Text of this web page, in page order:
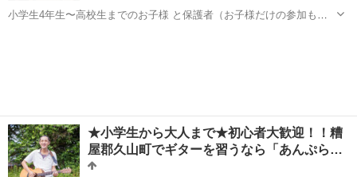
小学生4年生〜高校生までのお子様 と保護者（お子様だけの参加も可
★小学生から大人まで★初心者大歓迎！！糟
屋郡久山町でギターを習うなら「あんぷら…